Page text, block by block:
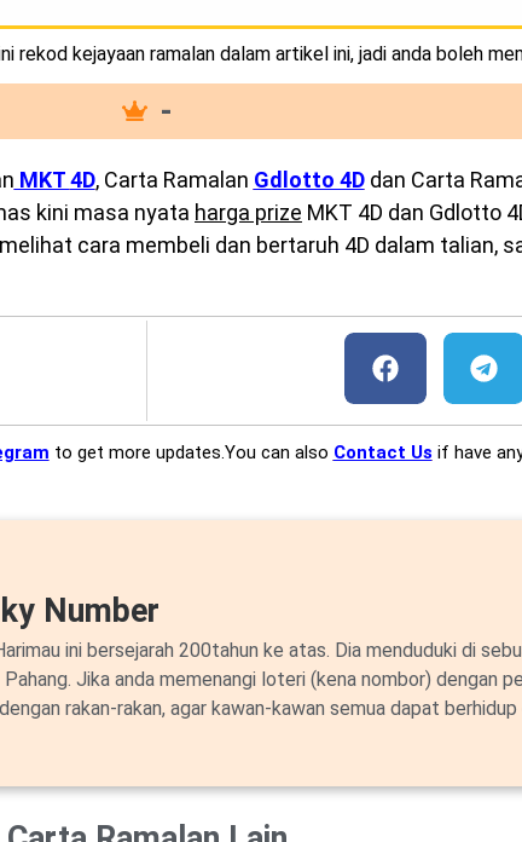
rekod kejayaan ramalan dalam artikel ini, jadi anda boleh
-
MKT4D, Carta Ramalan Gdlotto 4Ddan Carta
kini masa nyata harga prize MKT 4D dan Gdlotto
cara membeli dan bertaruh 4D dalam talian,
to get more updates.You can also Contact Us if have
Number
ini bersejarah 200tahun ke atas. Dia menduduki di
Jika anda memenangi loteri (kena nombor) dengan
rakan-rakan, agar kawan-kawan semua dapat